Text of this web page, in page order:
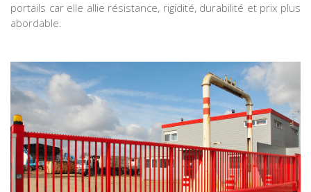
portails car elle allie résistance, rigidité, durabilité et prix plus
abordable.